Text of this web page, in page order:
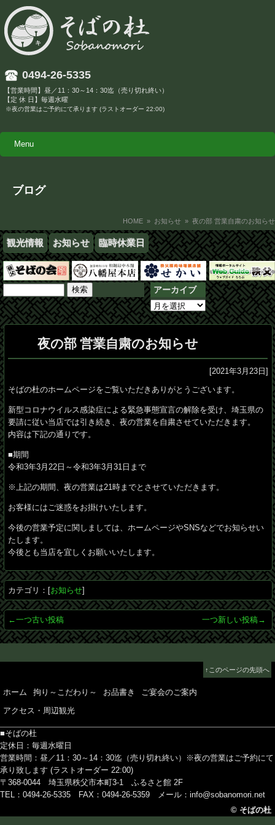
0494-26-5335
【営業時間】昼／11：30～14：30迄（売り切れ終い）
【定 休 日】毎週水曜
※夜の営業はご予約にて承ります (ラストオーダー 22:00)
Menu
ブログ
HOME » お知らせ » 夜の部 営業自粛のお知らせ
観光情報 お知らせ 臨時休業日
検
索:
アーカイブ
ア
ー
イ
夜の部 営業自粛のお知らせ
[2021年3月23日]
そばの杜のホームページをご覧いただきありがとうございます。
新型コロナウイルス感染症による緊急事態宣言の解除を受け、埼玉県の
要請に従い当店では引き続き、夜の営業を自粛させていただきます。
内容は下記の通りです。
■期間
令和3年3月22日～令和3年3月31日まで
※上記の期間、夜の営業は21時までとさせていただきます。
お客様にはご迷惑をお掛けいたします。
今後の営業予定に関しましては、ホームページやSNSなどでお知らせい
たします。
今後とも当店を宜しくお願いいたします。
カテゴリ：[お知らせ]
←一つ古い投稿 一つ新しい投稿→
↑このページの先頭へ
ホーム 拘り～こだわり～ お品書き
ご宴会のご案内
アクセス・周辺観光
■そばの杜
定休日：毎週水曜日
営業時間：昼／11：30～14：30迄（売り切れ終い）※夜の営業はご予約にて
承り致します (ラストオーダー 22:00)
〒368-0044 埼玉県秩父市本町3-1 ふるさと館 2F
TEL：0494-26-5335 FAX：0494-26-5359
メール：info@sobanomori.net
© そばの杜